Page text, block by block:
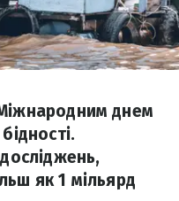
днем
як 1 мільярд